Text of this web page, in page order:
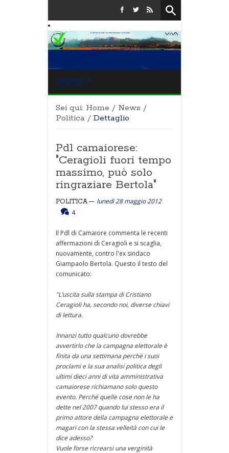
MENU
Sei qui: Home / News /
Politica / Dettaglio
Pdl camaiorese:
"Ceragioli fuori tempo
massimo, può solo
ringraziare Bertola"
POLITICA
lunedì 28 maggio 2012
4
Il Pdl di Camaiore commenta le recenti
affermazioni di Ceragioli e si scaglia,
nuovamente, contro l'ex sindaco
Giampaolo Bertola. Questo il testo del
comunicato:
"L’uscita sulla stampa di Cristiano
Ceragioli ha, secondo noi, diverse chiavi
di lettura.
Innanzi tutto qualcuno dovrebbe
avvertirlo che la campagna elettorale è
finita da una settimana perché i suoi
proclami e la sua analisi politica degli
ultimi dieci anni di vita amministrativa
camaiorese richiamano solo questo
evento. Perché quelle cose non le ha
dette nel 2007 quando lui stesso era il
primo attore della campagna elettorale e
magari con la stessa velleità con cui le
dice adesso?
Vuole forse ricrearsi una verginità